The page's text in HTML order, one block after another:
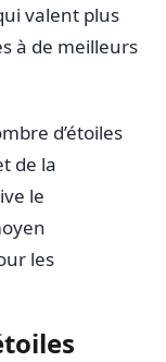
valent plus
à de meilleurs
d’étoiles
de la
le
les